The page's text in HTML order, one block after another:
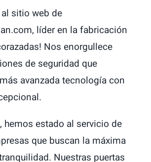
sitio web de
líder en la fabricación
Nos enorgullece
de seguridad que
avanzada tecnología con
hemos estado al servicio de
que buscan la máxima
Nuestras puertas